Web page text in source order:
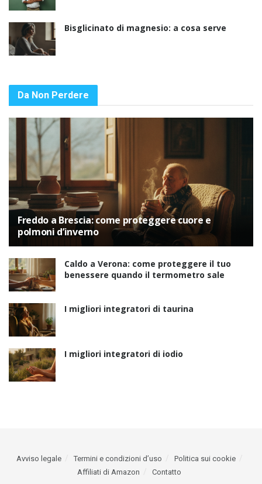
Bisglicinato di magnesio: a cosa serve
Da Non Perdere
Freddo a Brescia: come proteggere cuore e
polmoni d’inverno
Caldo a Verona: come proteggere il tuo
benessere quando il termometro sale
I migliori integratori di taurina
I migliori integratori di iodio
Avviso legale Termini e condizioni d’uso
Politica sui cookie
Affiliati di Amazon
Contatto